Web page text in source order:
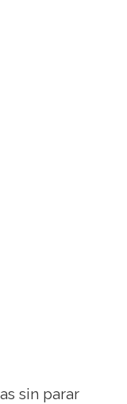
sin parar